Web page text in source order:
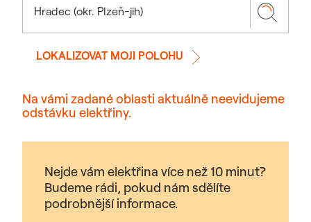
LOKALIZOVAT MOJI POLOHU
Na vámi zadané oblasti aktuálně neevidujeme
odstávku elektřiny.
Nejde vám elektřina více než 10 minut?
Budeme rádi, pokud nám sdělíte
podrobnější informace.